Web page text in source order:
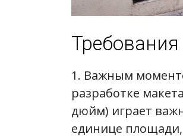
1. Важным
разработке
дюйм) играет
единице площади,